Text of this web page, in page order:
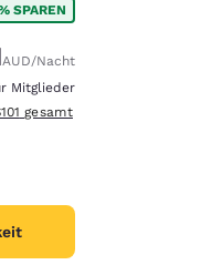
SPAREN
Preis:
Preis:
AUD/Nacht
Mitglieder
Gesamtdetails
gesamt